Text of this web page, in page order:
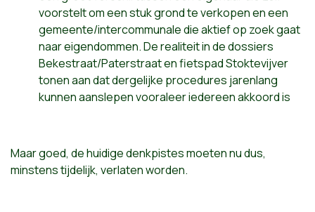
voorstelt om een stuk grond te verkopen en een
gemeente/intercommunale die aktief op zoek gaat
naar eigendommen. De realiteit in de dossiers
Bekestraat/Paterstraat en fietspad Stoktevijver
tonen aan dat dergelijke procedures jarenlang
kunnen aanslepen vooraleer iedereen akkoord is
Maar goed, de huidige denkpistes moeten nu dus,
minstens tijdelijk, verlaten worden.